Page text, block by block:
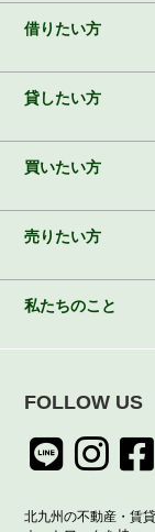
借りたい方
貸したい方
買いたい方
売りたい方
私たちのこと
FOLLOW US
北九州の不動産・賃